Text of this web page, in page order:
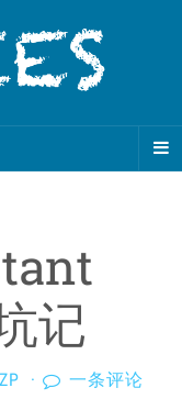
记
· 一条评论